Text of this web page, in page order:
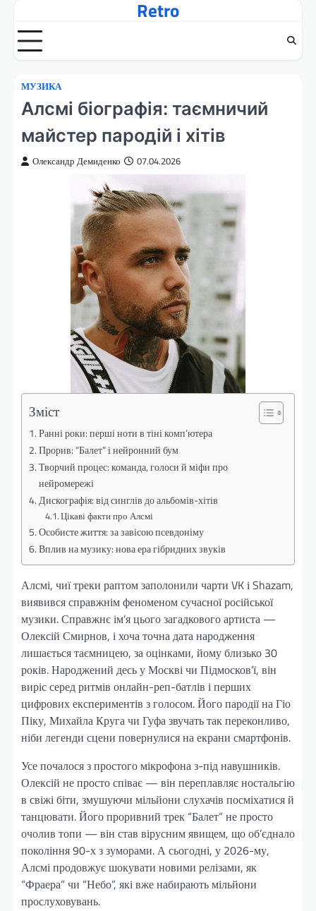
вмісту
Retro
МУЗИКА
Алсмі біографія: таємничий
майстер пародій і хітів
Олександр Демиденко 07.04.2026
Зміст
Ранні роки: перші ноти в тіні комп’ютера
Прорив: “Балет” і нейронний бум
Творчий процес: команда, голоси й міфи про
нейромережі
Дискографія: від синглів до альбомів-хітів
Цікаві факти про Алсмі
Особисте життя: за завісою псевдоніму
Вплив на музику: нова ера гібридних звуків
Алсмі, чиї треки раптом заполонили чарти VK і Shazam,
виявився справжнім феноменом сучасної російської
музики. Справжнє ім’я цього загадкового артиста —
Олексій Смирнов, і хоча точна дата народження
лишається таємницею, за оцінками, йому близько 30
років. Народжений десь у Москві чи Підмосков’ї, він
виріс серед ритмів онлайн-реп-батлів і перших
цифрових експериментів з голосом. Його пародії на Гіо
Піку, Михайла Круга чи Гуфа звучать так переконливо,
ніби легенди сцени повернулися на екрани смартфонів.
Усе почалося з простого мікрофона з-під навушників.
Олексій не просто співає — він переплавляє ностальгію
в свіжі біти, змушуючи мільйони слухачів посміхатися й
танцювати. Його проривний трек “Балет” не просто
очолив топи — він став вірусним явищем, що об’єднало
покоління 90-х з зуморами. А сьогодні, у 2026-му,
Алсмі продовжує шокувати новими релізами, як
“Фраера” чи “Небо”, які вже набирають мільйони
прослуховувань.